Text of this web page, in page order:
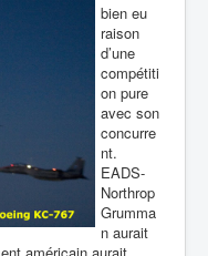
bien eu
raison
d’une
compétiti
on pure
avec son
concurre
nt.
EADS-
Northrop
Grumma
n aurait